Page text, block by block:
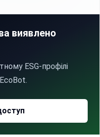
виявлено
ESG-профілі